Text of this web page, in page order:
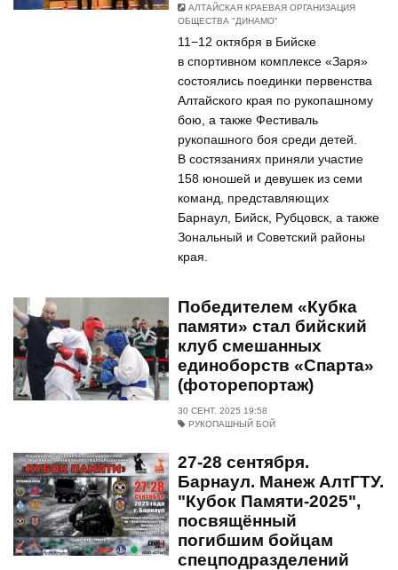
АЛТАЙСКАЯ КРАЕВАЯ ОРГАНИЗАЦИЯ
ОБЩЕСТВА "ДИНАМО"
11−12 октября в Бийске
в спортивном комплексе «Заря»
состоялись поединки первенства
Алтайского края по рукопашному
бою, а также Фестиваль
рукопашного боя среди детей.
В состязаниях приняли участие
158 юношей и девушек из семи
команд, представляющих
Барнаул, Бийск, Рубцовск, а также
Зональный и Советский районы
края.
Победителем «Кубка
памяти» стал бийский
клуб смешанных
единоборств «Спарта»
(фоторепортаж)
30 СЕНТ. 2025 19:58
РУКОПАШНЫЙ БОЙ
27-28 сентября.
Барнаул. Манеж АлтГТУ.
"Кубок Памяти-2025",
посвящённый
погибшим бойцам
спецподразделений